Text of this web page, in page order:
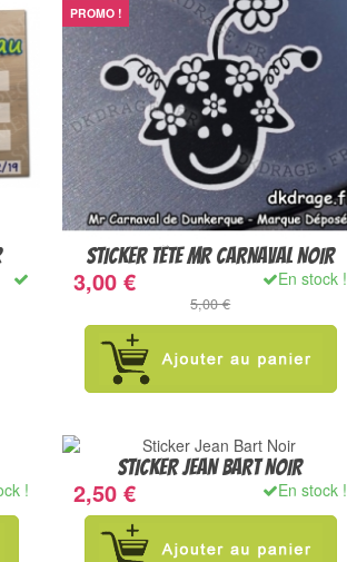
PROMO !
STICKER TÊTE MR CARNAVAL NOIR
3,00 € En stock !
5,00 €
!
STICKER JEAN BART NOIR
2,50 € En stock !